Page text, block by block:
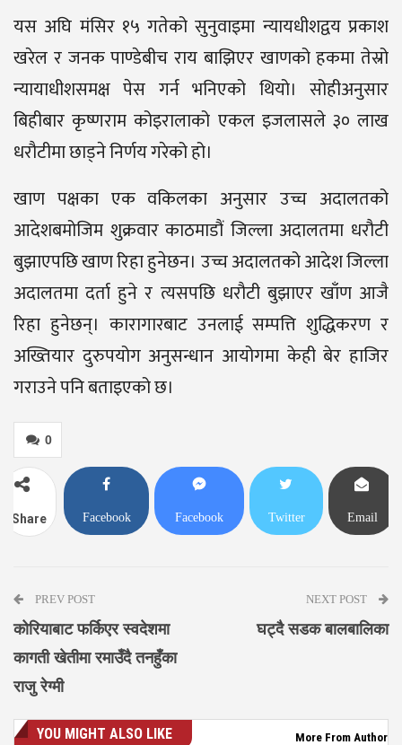
यस अघि मंसिर १५ गतेको सुनुवाइमा न्यायधीशद्वय प्रकाश
खरेल र जनक पाण्डेबीच राय बाझिएर खाणको हकमा तेस्रो
न्यायाधीशसमक्ष पेस गर्न भनिएको थियो। सोहीअनुसार
बिहीबार कृष्णराम कोइरालाको एकल इजलासले ३० लाख
धरौटीमा छाड्ने निर्णय गरेको हो।
खाण पक्षका एक वकिलका अनुसार उच्च अदालतको
आदेशबमोजिम शुक्रवार काठमाडौं जिल्ला अदालतमा धरौटी
बुझाएपछि खाण रिहा हुनेछन। उच्च अदालतको आदेश जिल्ला
अदालतमा दर्ता हुने र त्यसपछि धरौटी बुझाएर खाँण आजै
रिहा हुनेछन्। कारागारबाट उनलाई सम्पत्ति शुद्धिकरण र
अख्तियार दुरुपयोग अनुसन्धान आयोगमा केही बेर हाजिर
गराउने पनि बताइएको छ।
0
Share Facebook Facebook Twitter Email
PREV POST
कोरियाबाट फर्किएर स्वदेशमा
कागती खेतीमा रमाउँदै तनहुँका
राजु रेग्मी
NEXT POST
घट्दै सडक बालबालिका
YOU MIGHT ALSO LIKE More From Author